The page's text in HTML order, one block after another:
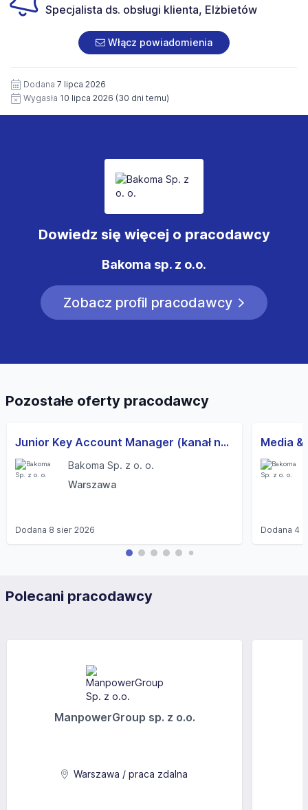
znajduje się w Polityce Prywatności Administratora.
Dodatkowo wyrażam zgodę na przetwarzanie moich
dokumentach aplikacyjnych (w tym wizerunku), na
potrzeby przyszłych rekrutacji przez okres 12 miesięcy.
Zgoda jest dobrowolna i może być w każdym czasie
wycofana.
Specjalista ds. obsługi klienta, Elżbietów
Włącz powiadomienia
Dodana 7 lipca 2026
Wygasła 10 lipca 2026 (30 dni temu)
Dowiedz się więcej o pracodawcy
Bakoma sp. z o.o.
Zobacz profil pracodawcy
Pozostałe oferty pracodawcy
Junior Key Account Manager (kanał nowoczesny)
Bakoma Sp. z o. o.
Warszawa
Dodana 8 sier 2026
Media
Dodana 4
Polecani pracodawcy
ManpowerGroup sp. z o.o.
Warszawa / praca zdalna